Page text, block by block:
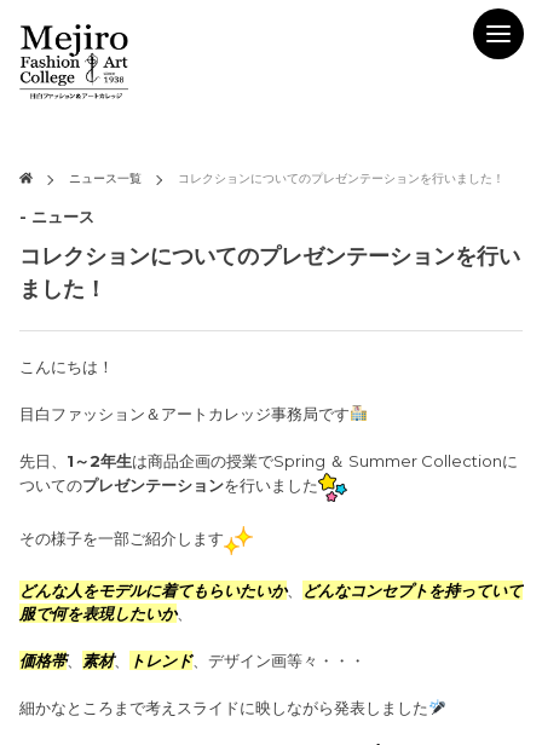
ニュース一覧 コレクションについてのプレゼンテーションを行いました！
- ニュース
コレクションについてのプレゼンテーションを行い
ました！
こんにちは！
目白ファッション＆アートカレッジ事務局です
先日、 1～2年生は商品企画の授業でSpring ＆ Summer Collectionに
ついてのプレゼンテーションを行いました
その様子を一部ご紹介します
どんな人をモデルに着てもらいたいか、
どんなコンセプトを持っていて
服で何を表現したいか、
価格帯、 素材、 トレンド、デザイン画等々・・・
細かなところまで考えスライドに映しながら発表しました